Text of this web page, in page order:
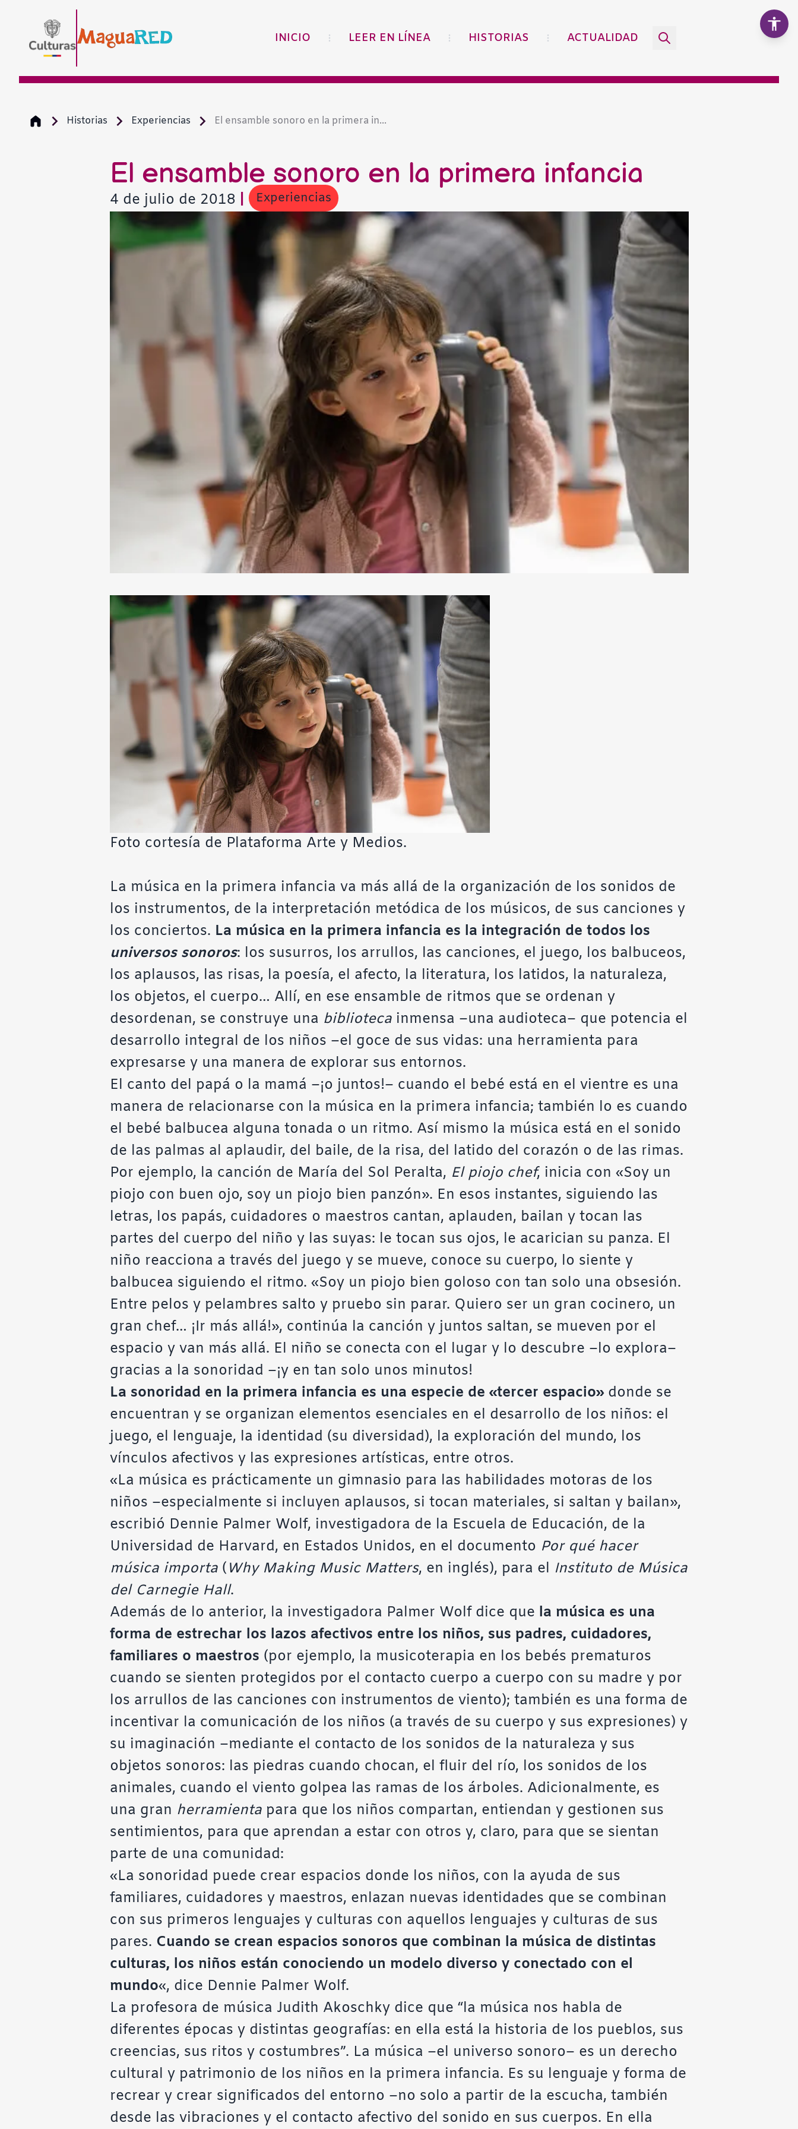
INICIO LEER EN LÍNEA HISTORIAS ACTUALIDAD
Historias Experiencias El ensamble sonoro en la primera in...
El ensamble sonoro en la primera infancia
4 de julio de 2018 Experiencias
Foto cortesía de Plataforma Arte y Medios.
La música en la primera infancia va más allá de la organización de los sonidos de
los instrumentos, de la interpretación metódica de los músicos, de sus canciones y
los conciertos. La música en la primera infancia es la integración de todos los
universos sonoros: los susurros, los arrullos, las canciones, el juego, los balbuceos,
los aplausos, las risas, la poesía, el afecto, la literatura, los latidos, la naturaleza,
los objetos, el cuerpo… Allí, en ese ensamble de ritmos que se ordenan y
desordenan, se construye una bibliotecainmensa –una audioteca– que potencia el
desarrollo integral de los niños –el goce de sus vidas: una herramienta para
expresarse y una manera de explorar sus entornos.
El canto del papá o la mamá –¡o juntos!– cuando el bebé está en el vientre es una
manera de relacionarse con la música en la primera infancia; también lo es cuando
el bebé balbucea alguna tonada o un ritmo. Así mismo la música está en el sonido
de las palmas al aplaudir, del baile, de la risa, del latido del corazón o de las rimas.
Por ejemplo, la canción de María del Sol Peralta, El piojo chef, inicia con «Soy un
piojo con buen ojo, soy un piojo bien panzón». En esos instantes, siguiendo las
letras, los papás, cuidadores o maestros cantan, aplauden, bailan y tocan las
partes del cuerpo del niño y las suyas: le tocan sus ojos, le acarician su panza. El
niño reacciona a través del juego y se mueve, conoce su cuerpo, lo siente y
balbucea siguiendo el ritmo. «Soy un piojo bien goloso con tan solo una obsesión.
Entre pelos y pelambres salto y pruebo sin parar. Quiero ser un gran cocinero, un
gran chef… ¡Ir más allá!», continúa la canción y juntos saltan, se mueven por el
espacio y van más allá. El niño se conecta con el lugar y lo descubre –lo explora–
gracias a la sonoridad –¡y en tan solo unos minutos!
La sonoridad en la primera infancia es una especie de «tercer espacio»donde se
encuentran y se organizan elementos esenciales en el desarrollo de los niños: el
juego, el lenguaje, la identidad (su diversidad), la exploración del mundo, los
vínculos afectivos y las expresiones artísticas, entre otros.
«La música es prácticamente un gimnasio para las habilidades motoras de los
niños –especialmente si incluyen aplausos, si tocan materiales, si saltan y bailan»,
escribió Dennie Palmer Wolf, investigadora de la Escuela de Educación, de la
Universidad de Harvard, en Estados Unidos, en el documento Por qué hacer
música importa(Why Making Music Matters, en inglés), para el Instituto de Música
del Carnegie Hall.
Además de lo anterior, la investigadora Palmer Wolf dice que la música es una
forma de estrechar los lazos afectivos entre los niños, sus padres, cuidadores,
familiares o maestros (por ejemplo, la musicoterapia en los bebés prematuros
cuando se sienten protegidos por el contacto cuerpo a cuerpo con su madre y por
los arrullos de las canciones con instrumentos de viento); también es una forma de
incentivar la comunicación de los niños (a través de su cuerpo y sus expresiones) y
su imaginación –mediante el contacto de los sonidos de la naturaleza y sus
objetos sonoros: las piedras cuando chocan, el fluir del río, los sonidos de los
animales, cuando el viento golpea las ramas de los árboles. Adicionalmente, es
una gran herramientapara que los niños compartan, entiendan y gestionen sus
sentimientos, para que aprendan a estar con otros y, claro, para que se sientan
parte de una comunidad:
«La sonoridad puede crear espacios donde los niños, con la ayuda de sus
familiares, cuidadores y maestros, enlazan nuevas identidades que se combinan
con sus primeros lenguajes y culturas con aquellos lenguajes y culturas de sus
pares. Cuando se crean espacios sonoros que combinan la música de distintas
culturas, los niños están conociendo un modelo diverso y conectado con el
mundo«, dice Dennie Palmer Wolf.
La profesora de música Judith Akoschky dice que “la música nos habla de
diferentes épocas y distintas geografías: en ella está la historia de los pueblos, sus
creencias, sus ritos y costumbres”. La música –el universo sonoro– es un derecho
cultural y patrimonio de los niños en la primera infancia. Es su lenguaje y forma de
recrear y crear significados del entorno –no solo a partir de la escucha, también
desde las vibraciones y el contacto afectivo del sonido en sus cuerpos. En ella
Contraste negativo
Fondo claro
Subrayar enlaces
Fuente legible